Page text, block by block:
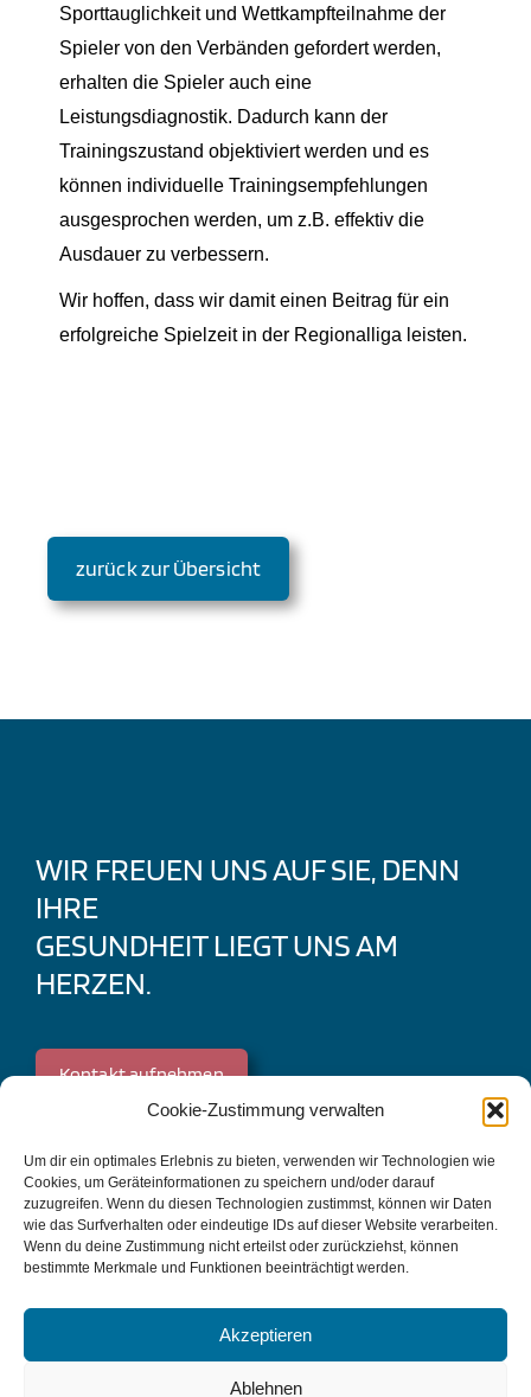
Cookie-Zustimmung verwalten
Um dir ein optimales Erlebnis zu bieten, verwenden wir Technologien wie
Cookies, um Geräteinformationen zu speichern und/oder darauf
zuzugreifen. Wenn du diesen Technologien zustimmst, können wir Daten
wie das Surfverhalten oder eindeutige IDs auf dieser Website verarbeiten.
Wenn du deine Zustimmung nicht erteilst oder zurückziehst, können
bestimmte Merkmale und Funktionen beeinträchtigt werden.
Akzeptieren
Ablehnen
Sporttauglichkeit und Wettkampfteilnahme der
Spieler von den Verbänden gefordert werden,
erhalten die Spieler auch eine
Leistungsdiagnostik. Dadurch kann der
Trainingszustand objektiviert werden und es
können individuelle Trainingsempfehlungen
ausgesprochen werden, um z.B. effektiv die
Ausdauer zu verbessern.
Wir hoffen, dass wir damit einen Beitrag für ein
erfolgreiche Spielzeit in der Regionalliga leisten.
zurück zur Übersicht
WIR FREUEN UNS AUF SIE, DENN
IHRE
GESUNDHEIT LIEGT UNS AM
HERZEN.
Kontakt aufnehmen